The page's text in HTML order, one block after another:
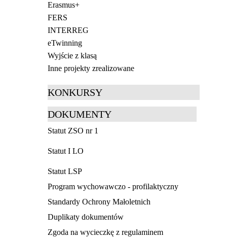
Erasmus+
FERS
INTERREG
eTwinning
Wyjście z klasą
Inne projekty zrealizowane
KONKURSY
DOKUMENTY
Statut ZSO nr 1
Statut I LO
Statut LSP
Program wychowawczo - profilaktyczny
Standardy Ochrony Małoletnich
Duplikaty dokumentów
Zgoda na wycieczkę z regulaminem